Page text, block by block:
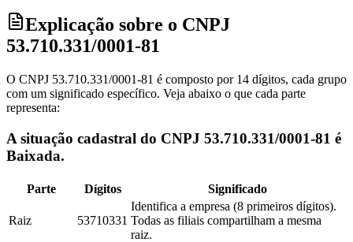
Explicação sobre o CNPJ
53.710.331/0001-81
O CNPJ 53.710.331/0001-81 é composto por 14 dígitos, cada grupo
com um significado específico. Veja abaixo o que cada parte
representa:
A situação cadastral do CNPJ 53.710.331/0001-81 é
Baixada.
Parte Dígitos Significado
Raiz 53710331
Identifica a empresa (8 primeiros dígitos).
Todas as filiais compartilham a mesma
raiz.